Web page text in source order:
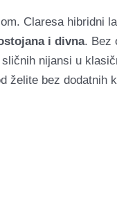
Claresa hibridni
i divna. Bez
nijansi u
želite bez dodatnih